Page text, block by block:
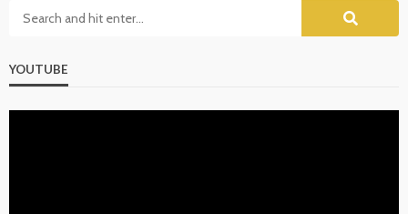
YOUTUBE